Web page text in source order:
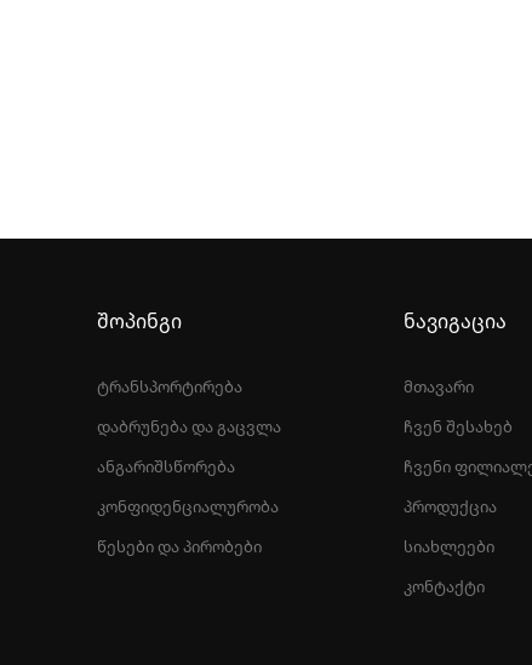
შოპინგი
ტრანსპორტირება
დაბრუნება და გაცვლა
ანგარიშსწორება
კონფიდენციალურობა
წესები და პირობები
ნავიგაცია
მთავარი
ჩვენ შესახებ
ჩვენი
პროდუქცია
სიახლეები
კონტაქტი